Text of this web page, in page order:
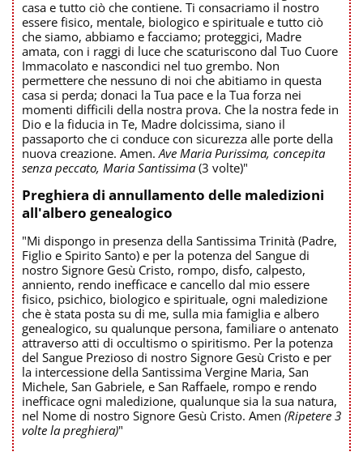
casa e tutto ciò che contiene. Ti consacriamo il nostro
essere fisico, mentale, biologico e spirituale e tutto ciò
che siamo, abbiamo e facciamo; proteggici, Madre
amata, con i raggi di luce che scaturiscono dal Tuo Cuore
Immacolato e nascondici nel tuo grembo. Non
permettere che nessuno di noi che abitiamo in questa
casa si perda; donaci la Tua pace e la Tua forza nei
momenti difficili della nostra prova. Che la nostra fede in
Dio e la fiducia in Te, Madre dolcissima, siano il
passaporto che ci conduce con sicurezza alle porte della
nuova creazione. Amen.Ave Maria Purissima, concepita
senza peccato, Maria Santissima (3 volte)"
Preghiera di annullamento delle maledizioni
all'albero genealogico
"Mi dispongo in presenza della Santissima Trinità (Padre,
Figlio e Spirito Santo) e per la potenza del Sangue di
nostro Signore Gesù Cristo, rompo, disfo, calpesto,
anniento, rendo inefficace e cancello dal mio essere
fisico, psichico, biologico e spirituale, ogni maledizione
che è stata posta su di me, sulla mia famiglia e albero
genealogico, su qualunque persona, familiare o antenato
attraverso atti di occultismo o spiritismo. Per la potenza
del Sangue Prezioso di nostro Signore Gesù Cristo e per
la intercessione della Santissima Vergine Maria, San
Michele, San Gabriele, e San Raffaele, rompo e rendo
inefficace ogni maledizione, qualunque sia la sua natura,
nel Nome di nostro Signore Gesù Cristo. Amen (Ripetere 3
volte la preghiera)"